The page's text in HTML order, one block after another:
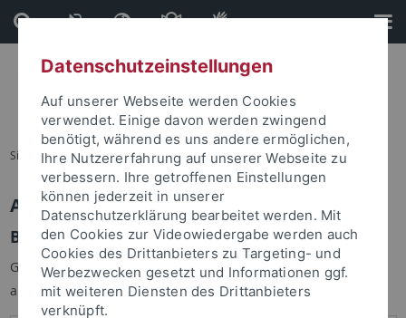
Direkt
zum
Inhalt
Direkt
zur
Fußleiste
Sie sind hier: Startseite
Anmelden
Benutzeranmeldung
Geben Sie Ihren Benutzernamen und Ihr Passwort an um sich
anzumelden:
Datenschutzeinstellungen
Auf unserer Webseite werden Cookies
verwendet. Einige davon werden zwingend
benötigt, während es uns andere ermöglichen,
Ihre Nutzererfahrung auf unserer Webseite zu
verbessern. Ihre getroffenen Einstellungen
können jederzeit in unserer
Datenschutzerklärung bearbeitet werden. Mit
den Cookies zur Videowiedergabe werden auch
Cookies des Drittanbieters zu Targeting- und
Werbezwecken gesetzt und Informationen ggf.
mit weiteren Diensten des Drittanbieters
verknüpft.